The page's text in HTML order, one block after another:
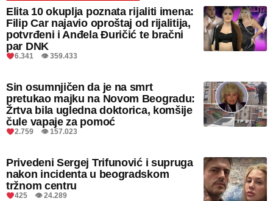
Elita 10 okuplja poznata rijaliti imena:
Filip Car najavio oproštaj od rijalitija,
potvrđeni i Anđela Đuričić te bračni
par DNK
6.341 👁 359.433
Sin osumnjičen da je na smrt
pretukao majku na Novom Beogradu:
Žrtva bila ugledna doktorica, komšije
čule vapaje za pomoć
2.759 👁 157.023
Privedeni Sergej Trifunović i supruga
nakon incidenta u beogradskom
tržnom centru
425 👁 24.289